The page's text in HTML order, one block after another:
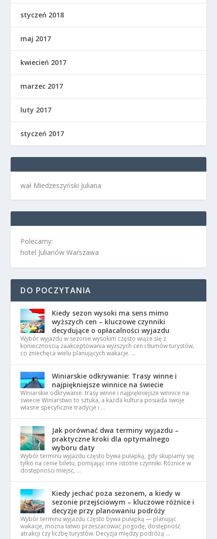
styczeń 2018
maj 2017
kwiecień 2017
marzec 2017
luty 2017
styczeń 2017
wał Miedzeszyński Juliana
Polecamy:
hotel Julianów Warszawa
DO POCZYTANIA
Kiedy sezon wysoki ma sens mimo
wyższych cen – kluczowe czynniki
decydujące o opłacalności wyjazdu
Wybór wyjazdu w sezonie wysokim często wiąże się z
koniecznością zaakceptowania wyższych cen i tłumów turystów,
co zniechęca wielu planujących wakacje. …
Winiarskie odkrywanie: Trasy winne i
najpiękniejsze winnice na świecie
Winiarskie odkrywanie: trasy winne i najpiękniejsze winnice na
świecie Winiarstwo to sztuka, a każda kultura posiada swoje
własne specyficzne tradycje i …
Jak porównać dwa terminy wyjazdu –
praktyczne kroki dla optymalnego
wyboru daty
Wybór terminu wyjazdu często bywa pułapką, gdy skupiamy się
tylko na cenie biletu, pomijając inne istotne czynniki. Różnice w
dostępności miejsc, …
Kiedy jechać poza sezonem, a kiedy w
sezonie przejściowym – kluczowe różnice i
decyzje przy planowaniu podróży
Wybór terminu wyjazdu często bywa pułapką — planując
wakacje, można łatwo przeszacować pogodę, dostępność
atrakcji czy liczbę turystów. Decyzja między podróżą …